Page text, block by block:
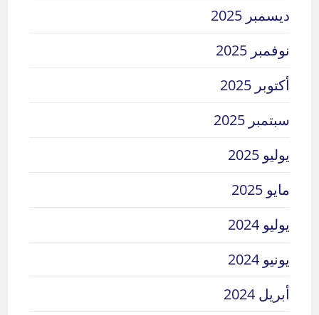
ديسمبر 2025
نوفمبر 2025
أكتوبر 2025
سبتمبر 2025
يوليو 2025
مايو 2025
يوليو 2024
يونيو 2024
أبريل 2024